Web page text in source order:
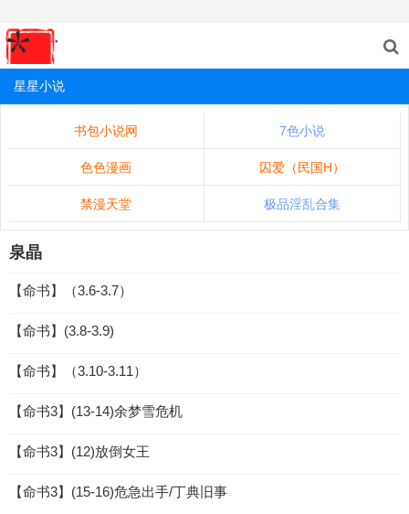
星星小说
书包小说网 7色小说
色色漫画 囚爱（民国H）
禁漫天堂 极品淫乱合集
泉晶
【命书】（3.6-3.7）
【命书】(3.8-3.9)
【命书】（3.10-3.11）
【命书3】(13-14)余梦雪危机
【命书3】(12)放倒女王
【命书3】(15-16)危急出手/丁典旧事